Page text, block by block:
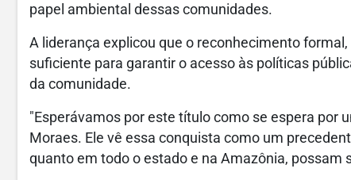
papel ambiental dessas comunidades.
A liderança explicou que o reconhecimento
suficiente para garantir o acesso às políticas
da comunidade.
"Esperávamos por este título como se espera por
Moraes. Ele vê essa conquista como um
quanto em todo o estado e na Amazônia, possam